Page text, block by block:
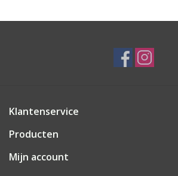
Klantenservice
Producten
Mijn account